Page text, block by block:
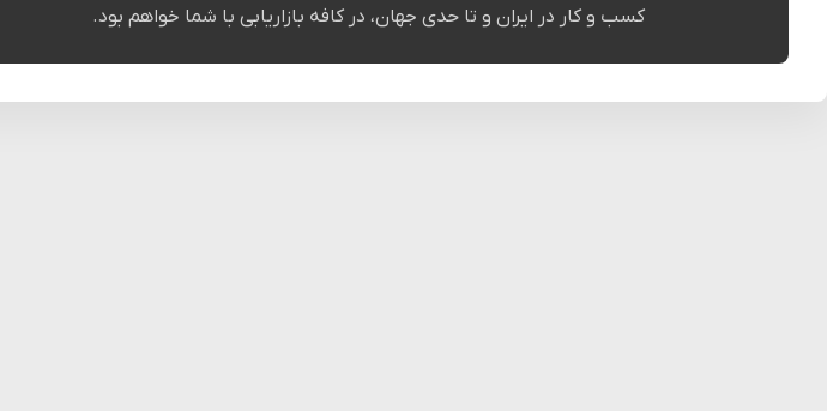
کسب و کار در ایران و تا حدی جهان، در کافه بازاریابی با شما خواهم بود.